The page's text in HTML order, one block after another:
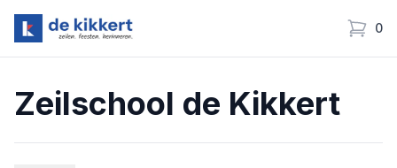
Zeilschool de Kikkert
0
items
Zeilschool de Kikkert